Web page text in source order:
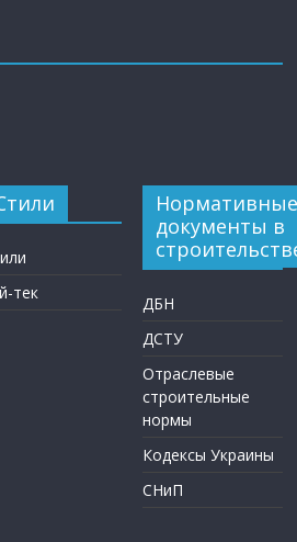
тек
Нормативные
документы в
ДБН
ДСТУ
Отраслевые
строительные
нормы
Кодексы Украины
СНиП